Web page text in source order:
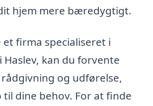
hjem mere bæredygtigt.
firma specialiseret i
kan du forvente
og udførelse,
til dine behov. For at finde